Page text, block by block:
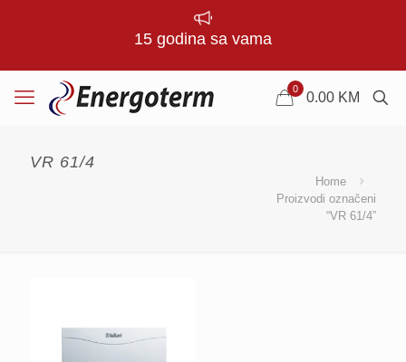
15 godina sa vama
0
0.00 KM
VR 61/4
Home
Proizvodi označeni
“VR 61/4”